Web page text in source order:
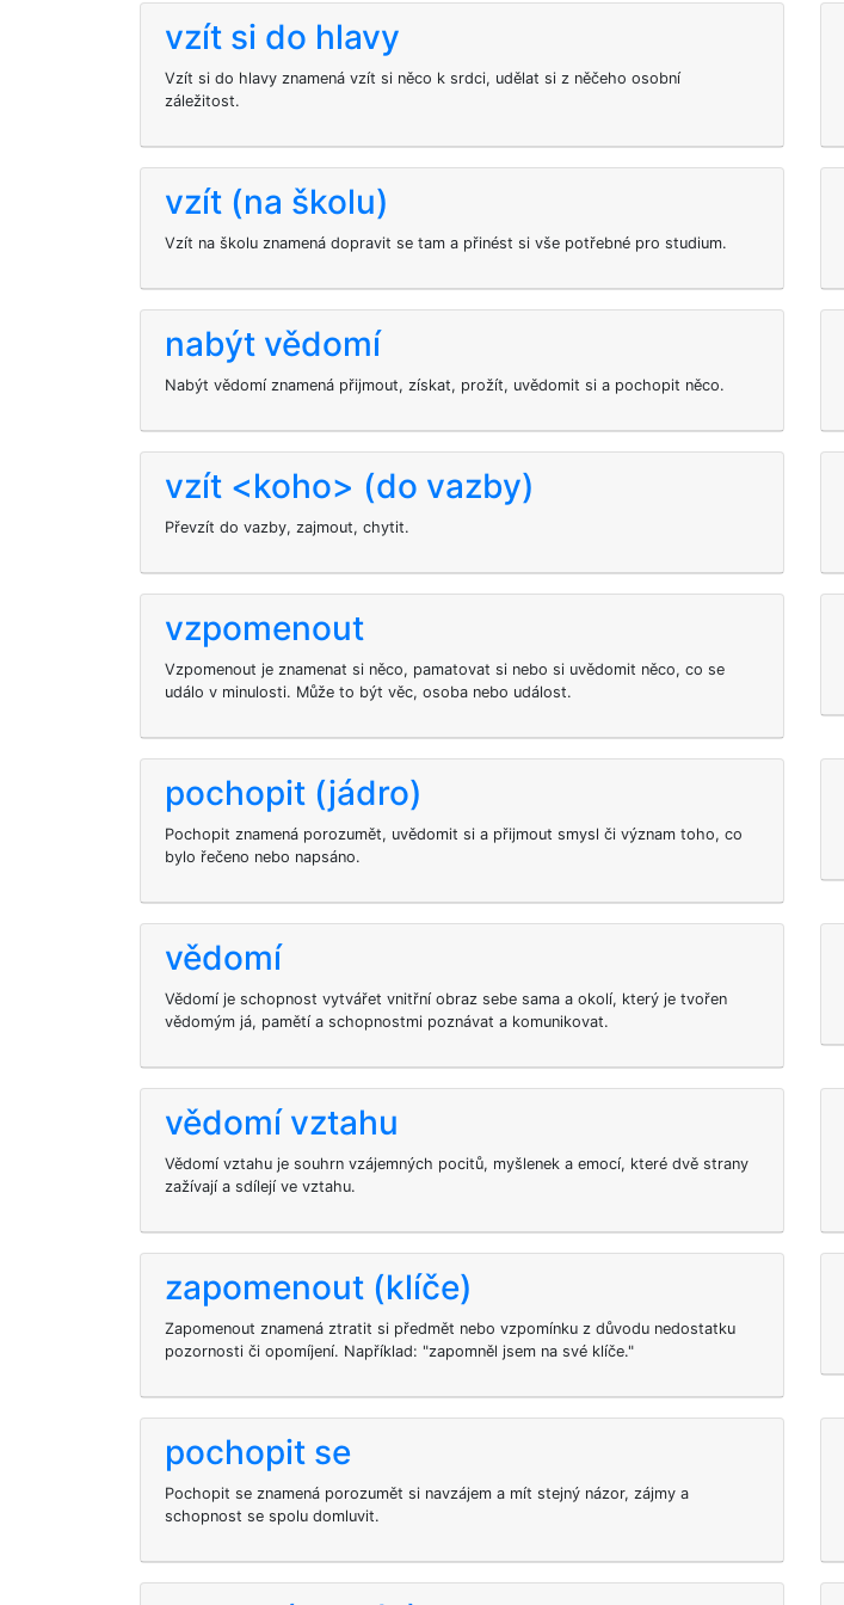
vzít si do hlavy
Vzít si do hlavy znamená vzít si něco k srdci, udělat si z něčeho osobní
záležitost.
vzít (na školu)
Vzít na školu znamená dopravit se tam a přinést si vše potřebné pro studium.
nabýt vědomí
Nabýt vědomí znamená přijmout, získat, prožít, uvědomit si a pochopit něco.
vzít <koho> (do vazby)
Převzít do vazby, zajmout, chytit.
vzpomenout
Vzpomenout je znamenat si něco, pamatovat si nebo si uvědomit něco, co se
událo v minulosti. Může to být věc, osoba nebo událost.
pochopit (jádro)
Pochopit znamená porozumět, uvědomit si a přijmout smysl či význam toho, co
bylo řečeno nebo napsáno.
vědomí
Vědomí je schopnost vytvářet vnitřní obraz sebe sama a okolí, který je tvořen
vědomým já, pamětí a schopnostmi poznávat a komunikovat.
vědomí vztahu
Vědomí vztahu je souhrn vzájemných pocitů, myšlenek a emocí, které dvě strany
zažívají a sdílejí ve vztahu.
zapomenout (klíče)
Zapomenout znamená ztratit si předmět nebo vzpomínku z důvodu nedostatku
pozornosti či opomíjení. Například: "zapomněl jsem na své klíče."
pochopit se
Pochopit se znamená porozumět si navzájem a mít stejný názor, zájmy a
schopnost se spolu domluvit.